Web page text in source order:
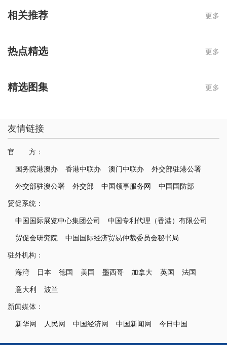
相关推荐 更多
热点精选 更多
精选图集 更多
友情链接
官 方：
国务院港澳办 香港中联办 澳门中联办 外交部驻港公署
外交部驻澳公署 外交部 中国领事服务网 中国国防部
贸促系统：
中国国际展览中心集团公司 中国专利代理（香港）有限公司
贸促会研究院 中国国际经济贸易仲裁委员会秘书局
驻外机构：
海湾 日本 德国 美国 墨西哥 加拿大 英国 法国
意大利 波兰
新闻媒体：
新华网 人民网 中国经济网 中国新闻网 今日中国